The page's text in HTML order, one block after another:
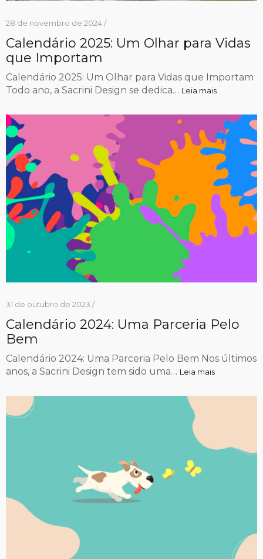
28 de novembro de 2024 /
Calendário 2025: Um Olhar para Vidas
que Importam
Calendário 2025: Um Olhar para Vidas que Importam
Todo ano, a Sacrini Design se dedica… Leia mais
31 de outubro de 2023 /
Calendário 2024: Uma Parceria Pelo
Bem
Calendário 2024: Uma Parceria Pelo Bem Nos últimos
anos, a Sacrini Design tem sido uma… Leia mais